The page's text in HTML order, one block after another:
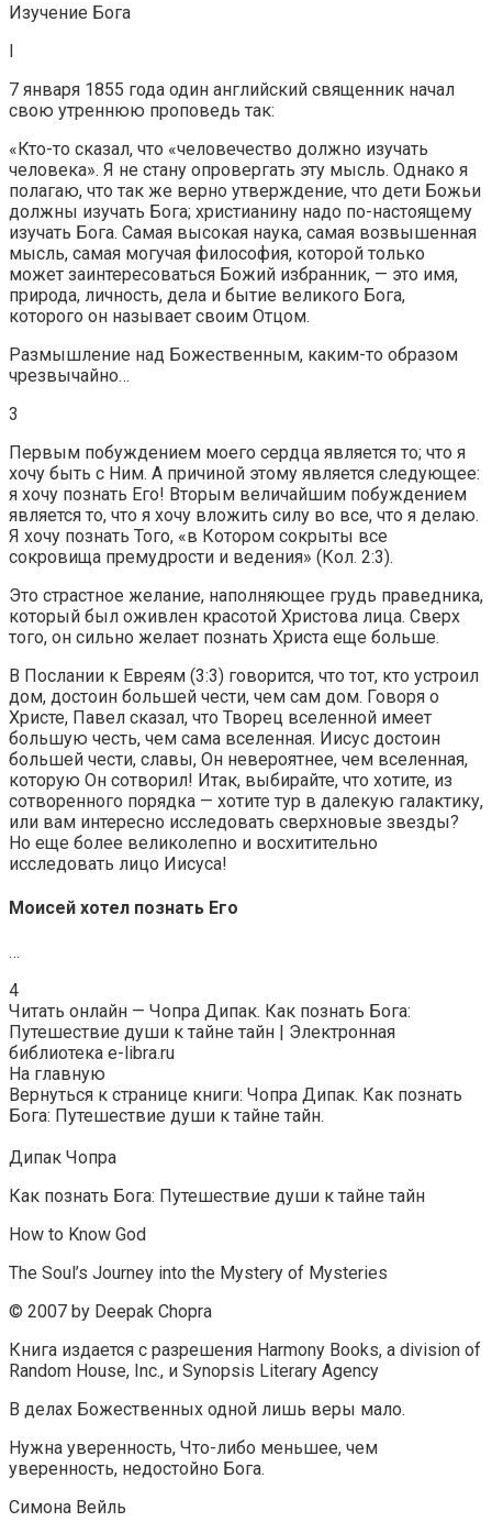
Изучение Бога
I
7 января 1855 года один английский священник начал
свою утреннюю проповедь так:
«Кто-то сказал, что «человечество должно изучать
человека». Я не стану опровергать эту мысль. Однако я
полагаю, что так же верно утверждение, что дети Божьи
должны изучать Бога; христианину надо по-настоящему
изучать Бога. Самая высокая наука, самая возвышенная
мысль, самая могучая философия, которой только
может заинтересоваться Божий избранник, — это имя,
природа, личность, дела и бытие великого Бога,
которого он называет своим Отцом.
Размышление над Божественным, каким-то образом
чрезвычайно…
3
Первым побуждением моего сердца является то; что я
хочу быть с Ним. А причиной этому является следующее:
я хочу познать Его! Вторым величайшим побуждением
является то, что я хочу вложить силу во все, что я делаю.
Я хочу познать Того, «в Котором сокрыты все
сокровища премудрости и ведения» (Кол. 2:3).
Это страстное желание, наполняющее грудь праведника,
который был оживлен красотой Христова лица. Сверх
того, он сильно желает познать Христа еще больше.
В Послании к Евреям (3:3) говорится, что тот, кто устроил
дом, достоин большей чести, чем сам дом. Говоря о
Христе, Павел сказал, что Творец вселенной имеет
большую честь, чем сама вселенная. Иисус достоин
большей чести, славы, Он невероятнее, чем вселенная,
которую Он сотворил! Итак, выбирайте, что хотите, из
сотворенного порядка — хотите тур в далекую галактику,
или вам интересно исследовать сверхновые звезды?
Но еще более великолепно и восхитительно
исследовать лицо Иисуса!
Моисей хотел познать Его
…
4
Читать онлайн — Чопра Дипак. Как познать Бога:
Путешествие души к тайне тайн | Электронная
библиотека e-libra.ru
На главную
Вернуться к странице книги: Чопра Дипак. Как познать
Бога: Путешествие души к тайне тайн.
Дипак Чопра
Как познать Бога: Путешествие души к тайне тайн
How to Know God
The Soul’s Journey into the Mystery of Mysteries
© 2007 by Deepak Chopra
Книга издается с разрешения Harmony Books, a division of
Random House, Inc., и Synopsis Literary Agency
В делах Божественных одной лишь веры мало.
Нужна уверенность, Что-либо меньшее, чем
уверенность, недостойно Бога.
Симона Вейль